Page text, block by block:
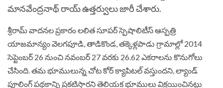
మానవేంద్రనాథ్‌ రాయ్‌ ఉత్తర్వులు జారీ చేశారు.
శ్రీరామ్ వాదనల ప్రకారం లలిత సూపర్‌ స్పెషాలిటీస్‌ ఆస్పత్రి
యాజమాన్యం వెలగపూడి, తాడికొండ, తక్కెళ్లపాడు గ్రామాల్లో 2014
సెప్టెంబర్‌ 26 నుంచి నవంబర్‌ 27 వరకు 26.62 ఎకరాలను కొనుగోలు
చేసింది. తమ భూములున్న చోట కోర్‌ క్యాపిటల్‌ వస్తుందని, ల్యాండ్‌
పూలింగ్‌ పథకాన్ని ప్రకటిస్తారని తెలియక భూములు విక్రయించినట్లు